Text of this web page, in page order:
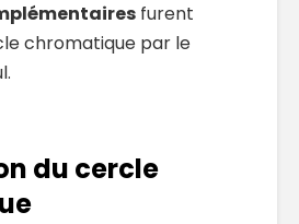
furent
chromatique par le
du cercle